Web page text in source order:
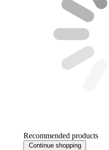
Recommended products
Continue shopping